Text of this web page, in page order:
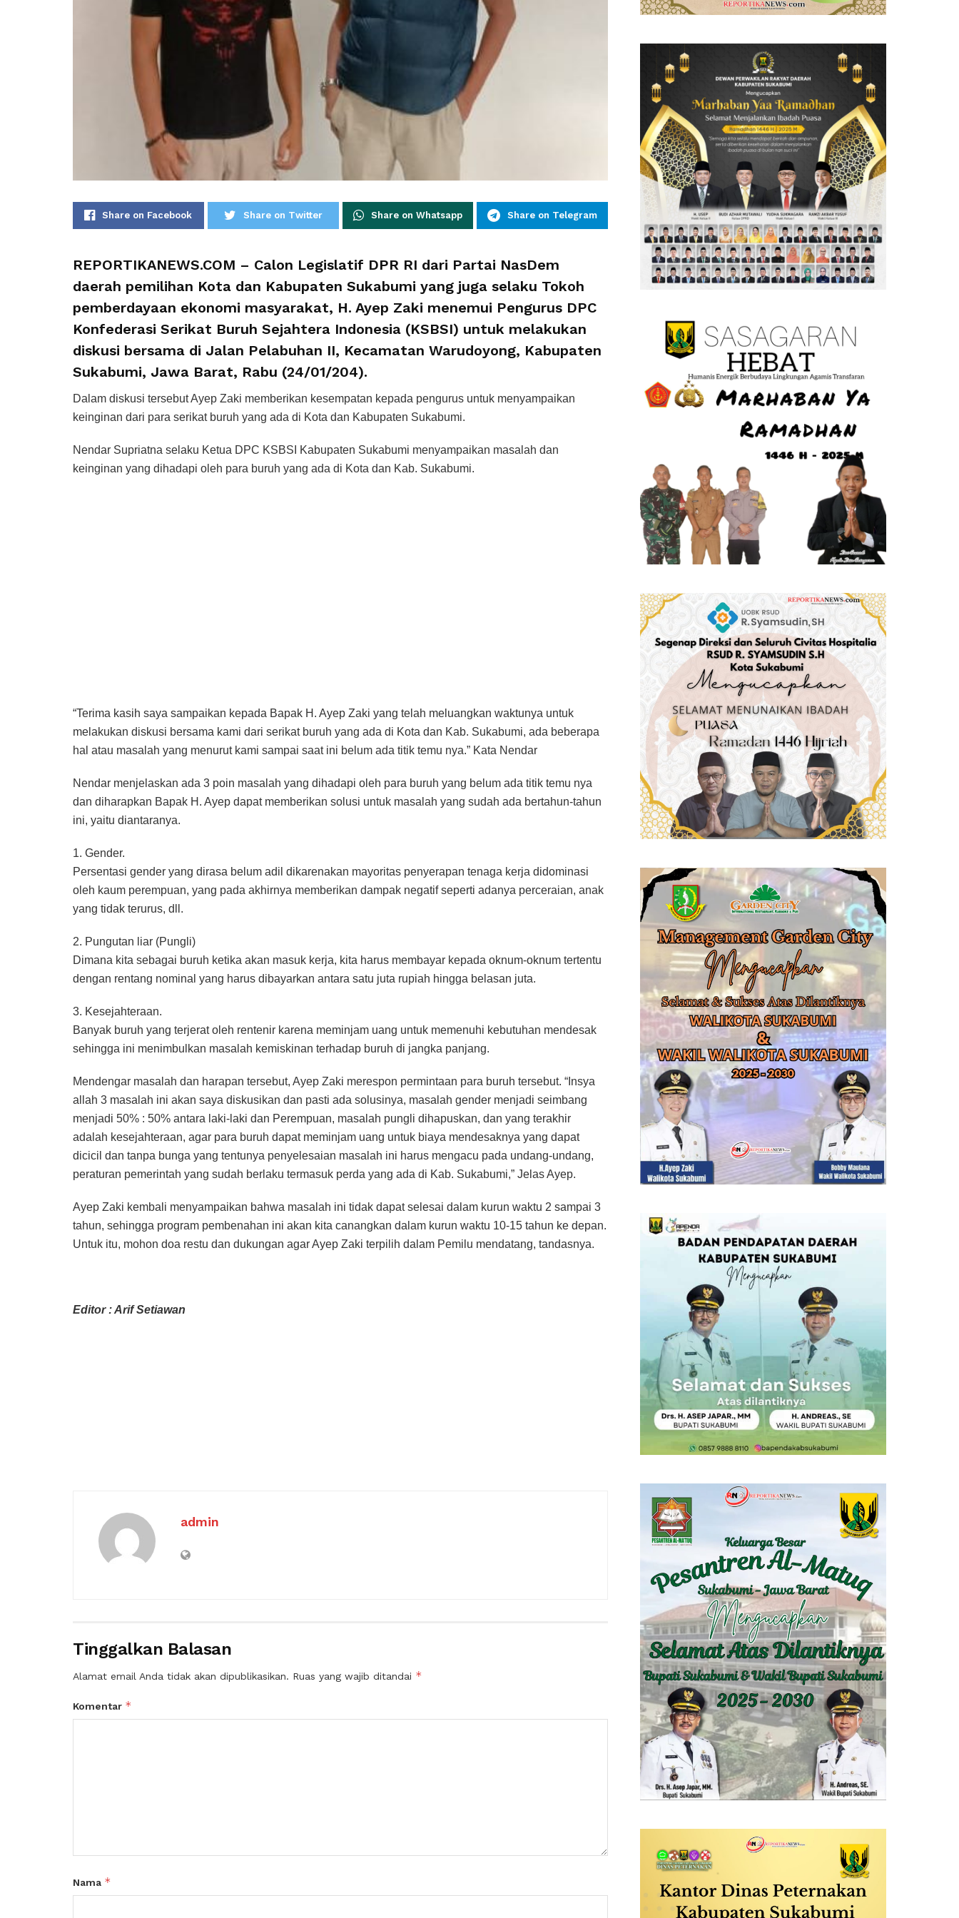
Share on Facebook Share on Twitter Share on Whatsapp Share on Telegram
REPORTIKANEWS.COM – Calon Legislatif DPR RI dari Partai NasDem
daerah pemilihan Kota dan Kabupaten Sukabumi yang juga selaku Tokoh
pemberdayaan ekonomi masyarakat, H. Ayep Zaki menemui Pengurus DPC
Konfederasi Serikat Buruh Sejahtera Indonesia (KSBSI) untuk melakukan
diskusi bersama di Jalan Pelabuhan II, Kecamatan Warudoyong, Kabupaten
Sukabumi, Jawa Barat, Rabu (24/01/204).
Dalam diskusi tersebut Ayep Zaki memberikan kesempatan kepada pengurus untuk menyampaikan
keinginan dari para serikat buruh yang ada di Kota dan Kabupaten Sukabumi.
Nendar Supriatna selaku Ketua DPC KSBSI Kabupaten Sukabumi menyampaikan masalah dan
keinginan yang dihadapi oleh para buruh yang ada di Kota dan Kab. Sukabumi.
“Terima kasih saya sampaikan kepada Bapak H. Ayep Zaki yang telah meluangkan waktunya untuk
melakukan diskusi bersama kami dari serikat buruh yang ada di Kota dan Kab. Sukabumi, ada beberapa
hal atau masalah yang menurut kami sampai saat ini belum ada titik temu nya.” Kata Nendar
Nendar menjelaskan ada 3 poin masalah yang dihadapi oleh para buruh yang belum ada titik temu nya
dan diharapkan Bapak H. Ayep dapat memberikan solusi untuk masalah yang sudah ada bertahun-tahun
ini, yaitu diantaranya.
1. Gender.
Persentasi gender yang dirasa belum adil dikarenakan mayoritas penyerapan tenaga kerja didominasi
oleh kaum perempuan, yang pada akhirnya memberikan dampak negatif seperti adanya perceraian, anak
yang tidak terurus, dll.
2. Pungutan liar (Pungli)
Dimana kita sebagai buruh ketika akan masuk kerja, kita harus membayar kepada oknum-oknum tertentu
dengan rentang nominal yang harus dibayarkan antara satu juta rupiah hingga belasan juta.
3. Kesejahteraan.
Banyak buruh yang terjerat oleh rentenir karena meminjam uang untuk memenuhi kebutuhan mendesak
sehingga ini menimbulkan masalah kemiskinan terhadap buruh di jangka panjang.
Mendengar masalah dan harapan tersebut, Ayep Zaki merespon permintaan para buruh tersebut. “Insya
allah 3 masalah ini akan saya diskusikan dan pasti ada solusinya, masalah gender menjadi seimbang
menjadi 50% : 50% antara laki-laki dan Perempuan, masalah pungli dihapuskan, dan yang terakhir
adalah kesejahteraan, agar para buruh dapat meminjam uang untuk biaya mendesaknya yang dapat
dicicil dan tanpa bunga yang tentunya penyelesaian masalah ini harus mengacu pada undang-undang,
peraturan pemerintah yang sudah berlaku termasuk perda yang ada di Kab. Sukabumi,” Jelas Ayep.
Ayep Zaki kembali menyampaikan bahwa masalah ini tidak dapat selesai dalam kurun waktu 2 sampai 3
tahun, sehingga program pembenahan ini akan kita canangkan dalam kurun waktu 10-15 tahun ke depan.
Untuk itu, mohon doa restu dan dukungan agar Ayep Zaki terpilih dalam Pemilu mendatang, tandasnya.
Editor : Arif Setiawan
admin
Tinggalkan Balasan
Alamat email Anda tidak akan dipublikasikan. Ruas yang wajib ditandai *
Komentar *
Nama *